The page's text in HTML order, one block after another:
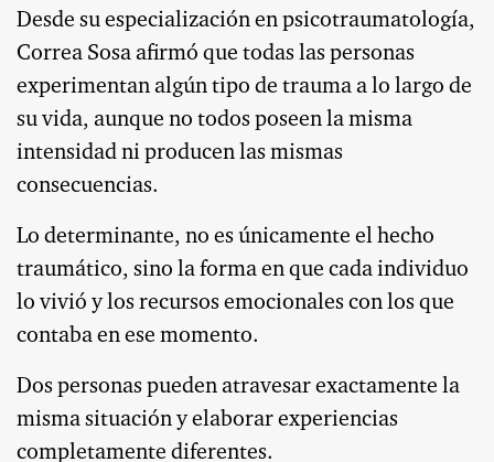
Desde su especialización en psicotraumatología,
Correa Sosa afirmó que todas las personas
experimentan algún tipo de trauma a lo largo de
su vida, aunque no todos poseen la misma
intensidad ni producen las mismas
consecuencias.
Lo determinante, no es únicamente el hecho
traumático, sino la forma en que cada individuo
lo vivió y los recursos emocionales con los que
contaba en ese momento.
Dos personas pueden atravesar exactamente la
misma situación y elaborar experiencias
completamente diferentes.